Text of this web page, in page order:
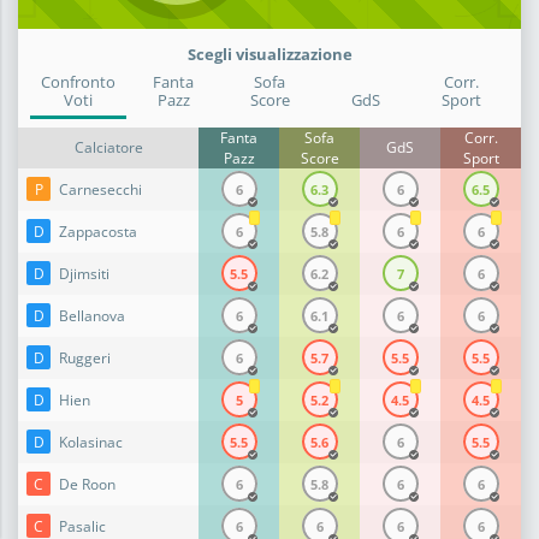
Scegli visualizzazione
Confronto
Voti
Fanta
Pazz
Sofa
Score
GdS
Corr.
Sport
Calciatore
Fanta
Pazz
Sofa
Score
GdS
Corr.
Sport
P
Carnesecchi 6 6.3 6 6.5
D Zappacosta 6 5.8 6 6
D Djimsiti 5.5 6.2 7 6
D Bellanova 6 6.1 6 6
D Ruggeri 6 5.7 5.5 5.5
D Hien 5 5.2 4.5 4.5
D Kolasinac 5.5 5.6 6 5.5
C De Roon 6 5.8 6 6
C Pasalic 6 6 6 6